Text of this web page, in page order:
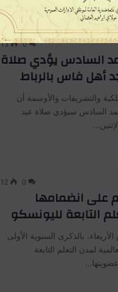
0
13
السادس يؤدي صلاة
أهل فاس بالرباط
والتشريفات والأوسمة أن
السادس سيؤدي صلاة عيد
0
12
على انضمامها
التابعة لليونسكو
بالذكرى السنوية الأولى
لمدن التعلم التابعة